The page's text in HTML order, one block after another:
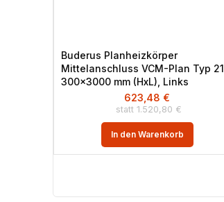
Buderus Planheizkörper
Mittelanschluss VCM-Plan Typ 21
300×3000 mm (HxL), Links
1.520,80 €
623,48 €
In den Warenkorb